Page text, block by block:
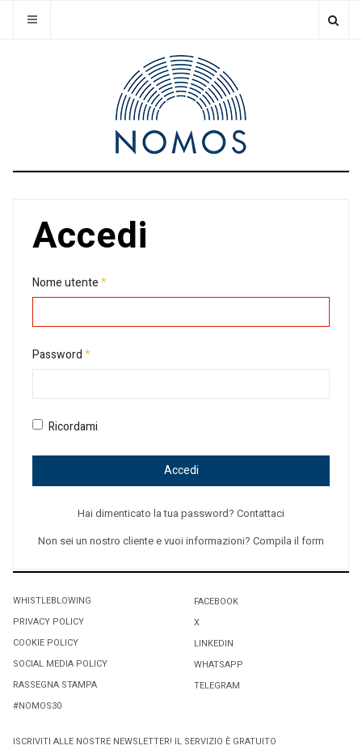
Accedi
Nome utente*
Password*
Ricordami
Accedi
Hai dimenticato la tua password? Contattaci
Non sei un nostro cliente e vuoi informazioni? Compila il form
WHISTLEBLOWING
PRIVACY POLICY
COOKIE POLICY
SOCIAL MEDIA POLICY
RASSEGNA STAMPA
#NOMOS30
FACEBOOK
X
LINKEDIN
WHATSAPP
TELEGRAM
ISCRIVITI ALLE NOSTRE NEWSLETTER! IL SERVIZIO È GRATUITO